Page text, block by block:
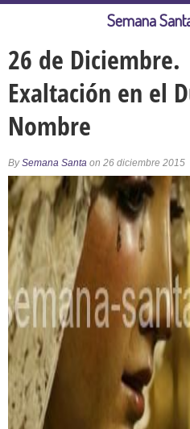
26 de Diciembre.
Exaltación en el
Nombre
BySemana Santa on 26 diciembre 2015
Semana